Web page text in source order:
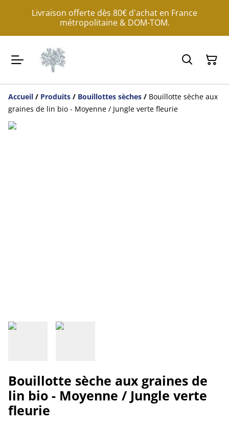
Livraison offerte dès 80€ d'achat en France
métropolitaine & DOM-TOM.
Accueil / Produits / Bouillottes sèches / Bouillotte sèche aux
graines de lin bio - Moyenne / Jungle verte fleurie
Bouillotte sèche aux graines de
lin bio - Moyenne / Jungle verte
fleurie